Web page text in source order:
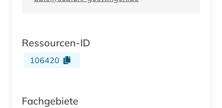
Ressourcen-ID
106420
Fachgebiete